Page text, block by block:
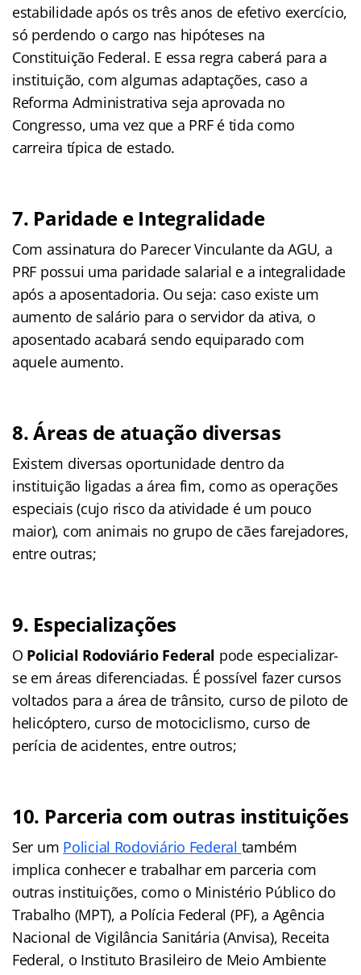
estabilidade após os três anos de efetivo exercício,
só perdendo o cargo nas hipóteses na
Constituição Federal. E essa regra caberá para a
instituição, com algumas adaptações, caso a
Reforma Administrativa seja aprovada no
Congresso, uma vez que a PRF é tida como
carreira típica de estado.
7. Paridade e Integralidade
Com assinatura do Parecer Vinculante da AGU, a
PRF possui uma paridade salarial e a integralidade
após a aposentadoria. Ou seja: caso existe um
aumento de salário para o servidor da ativa, o
aposentado acabará sendo equiparado com
aquele aumento.
8. Áreas de atuação diversas
Existem diversas oportunidade dentro da
instituição ligadas a área fim, como as operações
especiais (cujo risco da atividade é um pouco
maior), com animais no grupo de cães farejadores,
entre outras;
9. Especializações
O Policial Rodoviário Federal pode especializar-
se em áreas diferenciadas. É possível fazer cursos
voltados para a área de trânsito, curso de piloto de
helicóptero, curso de motociclismo, curso de
perícia de acidentes, entre outros;
10. Parceria com outras instituições
Ser um Policial Rodoviário Federal também
implica conhecer e trabalhar em parceria com
outras instituições, como o Ministério Público do
Trabalho (MPT), a Polícia Federal (PF), a Agência
Nacional de Vigilância Sanitária (Anvisa), Receita
Federal, o Instituto Brasileiro de Meio Ambiente